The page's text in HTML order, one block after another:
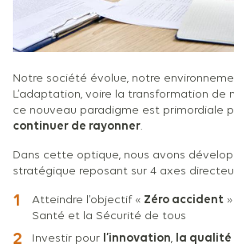
Notre société évolue, notre
L’adaptation, voire la transformation de
ce nouveau paradigme est primordiale
continuer de rayonner.
Dans cette optique, nous avons
stratégique reposant sur 4 axes
Atteindre l’objectif « Zéro accident
Santé et la Sécurité de tous
Investir pour l’innovation, la qualité